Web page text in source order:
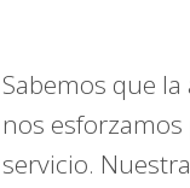
Sabemos que
nos
servicio.